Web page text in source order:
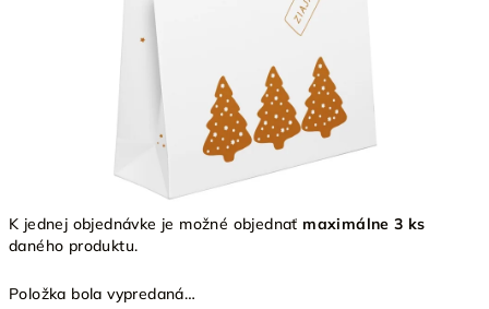
K jednej objednávke je možné objednaťmaximálne 3 ks
daného produktu.
Položka bola vypredaná…